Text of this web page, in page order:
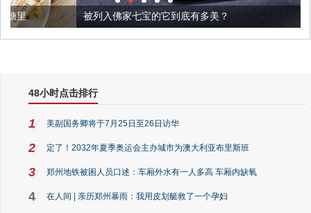
被列入佛家七宝的它到底有多美？
48小时点击排行
1 美副国务卿将于7月25日至26日访华
2 定了！2032年夏季奥运会主办城市为澳大利亚布里斯班
3 郑州地铁被困人员口述：车厢外水有一人多高 车厢内缺氧
4 在人间 | 亲历郑州暴雨：我用皮划艇救了一个孕妇